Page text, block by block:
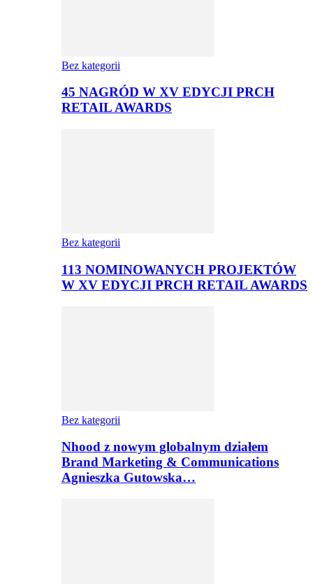
Bez kategorii
45 NAGRÓD W XV EDYCJI PRCH
RETAIL AWARDS
Bez kategorii
113 NOMINOWANYCH PROJEKTÓW
W XV EDYCJI PRCH RETAIL AWARDS
Bez kategorii
Nhood z nowym globalnym działem
Brand Marketing & Communications
Agnieszka Gutowska…